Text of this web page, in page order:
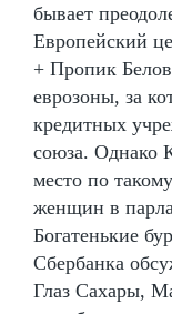
бывает
Европейский
+ Пропик
еврозоны, за
кредитных
союза. Однако
место по
женщин в
Богатенькие
Сбербанка
Глаз Сахары,